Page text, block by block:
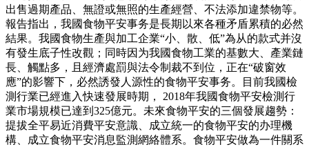
出售過期產品、無證或無照的生產經營、不法添加違禁物等。
報告指出，我國食物平安事务是長期以來各種矛盾累積的必然
結果。我國食物生產與加工企業“小、散、低”為从的款式并沒
有發生底子性改觀；同時因为我國食物工業的基數大、產業鏈
長、觸點多，且經濟處罰與法令制裁不到位，正在“破窗效
應”的影響下，必然誘發人源性的食物平安事务。目前我國檢
測行業已經進入快速發展時期， 2018年我國食物平安檢測行
業市場規模已達到325億元。未來食物平安的三個發展趨勢：
提拔全平易近消費平安意識、成立統一的食物平安的办理機
構、成立食物平安消息監測網絡體系。食物平安做為一件關系